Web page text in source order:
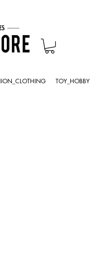
TOY_HOBBY